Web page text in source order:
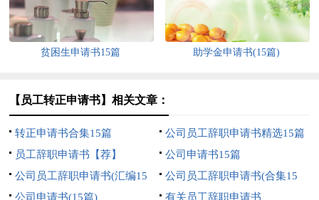
贫困生申请书15篇 助学金申请书(15篇)
【员工转正申请书】相关文章：
转正申请书合集15篇
公司员工辞职申请书精选15篇
员工辞职申请书【荐】
公司申请书15篇
公司员工辞职申请书(汇编15
篇)
公司员工辞职申请书(合集15
篇)
公司申请书(15篇) 有关员工辞职申请书